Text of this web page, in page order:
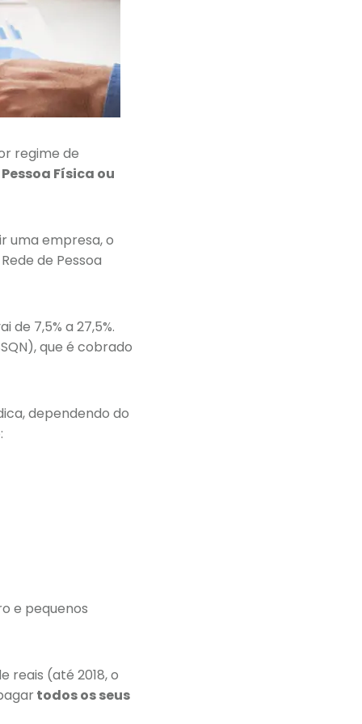
regime de
Pessoa Física ou
uma empresa, o
de Pessoa
7,5% a 27,5%.
que é cobrado
dependendo do
e pequenos
reais (até 2018, o
todos os seus